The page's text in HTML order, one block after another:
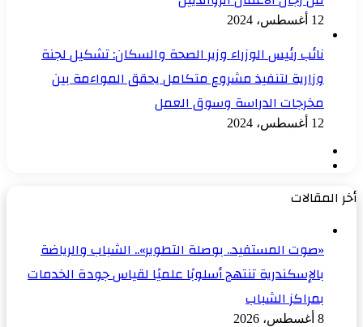
12 أغسطس، 2024
نائب رئيس الوزراء وزير الصحة والسكان: تشكيل لجنة
وزارية لتنفيذ مشروع متكامل يحقق المواءمة بين
مخرجات الدراسة وسوق العمل
12 أغسطس، 2024
أخر المقالات
«صوت المستفيد.. بوصلة التطوير».. الشباب والرياضة
بالإسكندرية تنتهج أسلوبًا علميًا لقياس جودة الخدمات
بمراكز الشباب
8 أغسطس، 2026